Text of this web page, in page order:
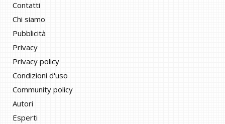
Contatti
Chi siamo
Pubblicità
Privacy
Privacy policy
Condizioni d'uso
Community policy
Autori
Esperti